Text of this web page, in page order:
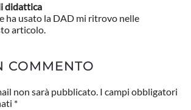
didattica
ha usato la DAD mi ritrovo nelle
articolo.
COMMENTO
non sarà pubblicato. I campi obbligatori
*